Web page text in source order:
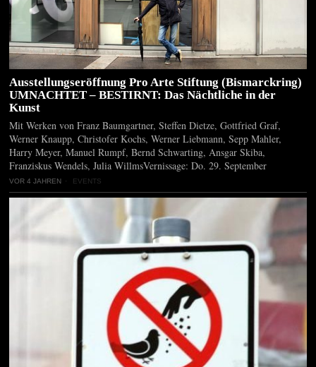
Ausstellungseröffnung Pro Arte Stiftung (Bismarckring)
UMNACHTET – BESTIRNT: Das Nächtliche in der
Kunst
Mit Werken von Franz Baumgartner, Steffen Dietze, Gottfried Graf,
Werner Knaupp, Christofer Kochs, Werner Liebmann, Sepp Mahler,
Harry Meyer, Manuel Rumpf, Bernd Schwarting, Ansgar Skiba,
Franziskus Wendels, Julia WillmsVernissage: Do. 29. September
VOR 4 JAHREN EVENTS